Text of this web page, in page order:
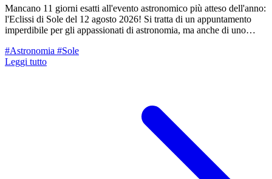
Mancano 11 giorni esatti all'evento astronomico più atteso dell'anno:
l'Eclissi di Sole del 12 agosto 2026! Si tratta di un appuntamento
imperdibile per gli appassionati di astronomia, ma anche di uno
perdersi: un fenomeno raro che rimarrà impresso nella memoria in
modo indelebile. Tuttavia, per godersi al meglio lo spettacolo ed
#Astronomia #Sole
Leggi tutto